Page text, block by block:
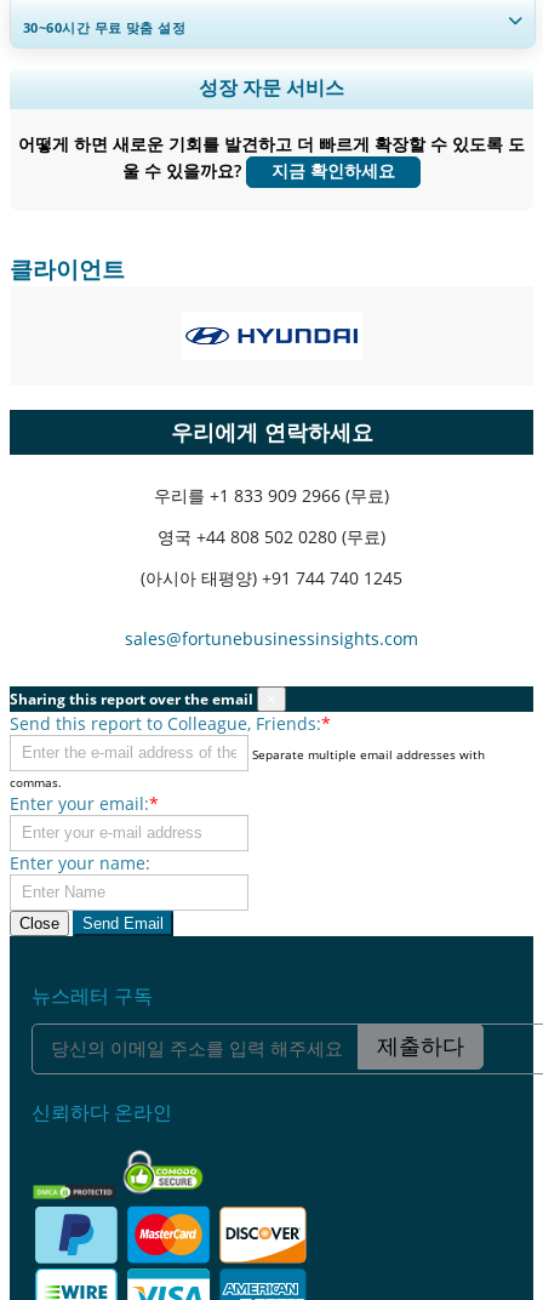
30~60시간무료 맞춤 설정
지역 및 국가 범위 확장, 세그먼트 분석, 기업 프로필, 경쟁 벤치마킹, 및 최
종 사용자 인사이트.
지금 맞춤 설정
성장 자문 서비스
어떻게 하면 새로운 기회를 발견하고 더 빠르게 확장할 수 있도록 도
울 수 있을까요?
지금 확인하세요
클라이언트
우리에게 연락하세요
우리를 +1 833 909 2966 (무료)
영국 +44 808 502 0280 (무료)
(아시아 태평양) +91 744 740 1245
sales@fortunebusinessinsights.com
Sharing this report over the email
Send this report to Colleague, Friends:*
Separate multiple email addresses with
commas.
Enter your email:*
Enter your name:
Close Send Email
뉴스레터 구독
제출하다
신뢰하다 온라인